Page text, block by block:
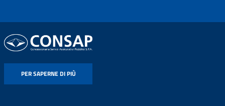
PER SAPERNE DI PIÙ